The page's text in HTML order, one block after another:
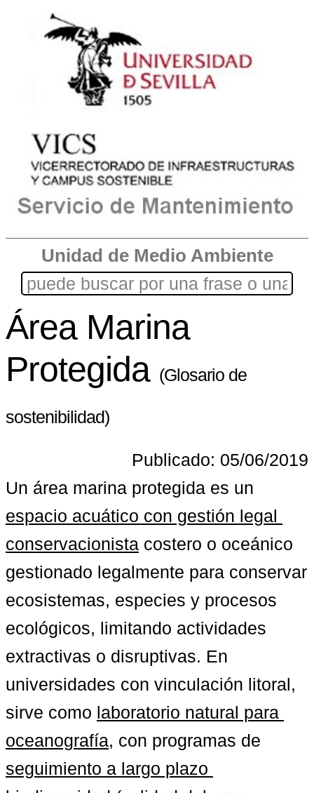
Unidad de Medio Ambiente
Área Marina
Protegida (Glosario de
sostenibilidad)
Publicado: 05/06/2019
espacio acuático con gestión legal
conservacionista costero o oceánico
gestionado legalmente para conservar
ecosistemas, especies y procesos
ecológicos, limitando actividades
extractivas o disruptivas. En
universidades con vinculación litoral,
sirve como laboratorio natural para
oceanografía
seguimiento a largo plazo